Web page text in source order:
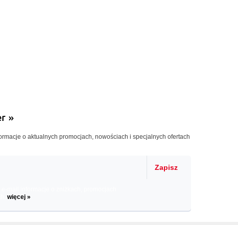
»
o aktualnych promocjach, nowościach i specjalnych ofertach
Zapisz
więcej »